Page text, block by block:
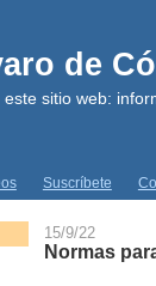
de
sitio web:
Suscríbete
15/9/22
Normas